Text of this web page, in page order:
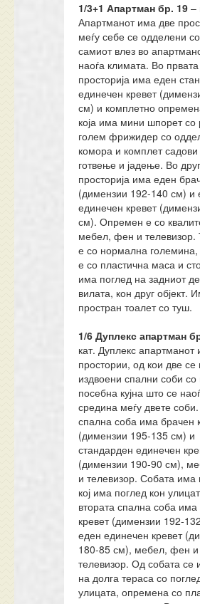
1/3+1 Апартман бр. 19 –
Апартманот има две
меѓу себе се одделени
самиот влез во
наоѓа климата. Во првата
просторија има еден
единечен кревет
см) и комплетно
која има мини шпорет со
голем фрижидер со
комора и комплет садови
готвење и јадење. Во
просторија има еден
(димензии 192-140 см) и
единечен кревет
см). Опремен е со
мебел, фен и телевизор.
е со нормална
е со пластична маса и
има поглед на задниот
вилата, кон друг објект.
простран тоалет со туш.
1/6 Дуплекс апартман
кат. Дуплекс апартманот
простории, од кои две се
издвоени спални соби со
посебна кујна што се
средина меѓу двете
спална соба има брачен
(димензии 195-135 см) и
стандарден единечен
(димензии 190-90 см),
и телевизор. Собата има
кој има поглед кон
втората спална соба
кревет (димензии 192-
еден единечен кревет
180-85 см), мебел, фен и
телевизор. Од собата се
на долга тераса со
улицата, опремена со